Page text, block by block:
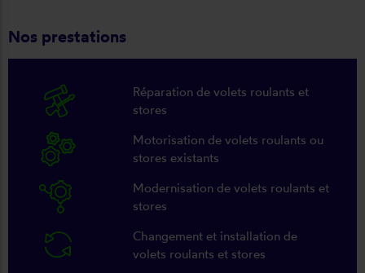
Nos prestations
Réparation de volets roulants et
stores
Motorisation de volets roulants ou
stores existants
Modernisation de volets roulants et
stores
Changement et installation de
volets roulants et stores